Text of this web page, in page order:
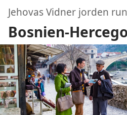
vælg
land
Jehovas Vidner jorden
Bosnien-